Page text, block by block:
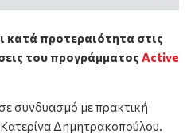
κατά προτεραιότητα στις
του προγράμματος Active
συνδυασμό με πρακτική
Δημητρακοπούλου.